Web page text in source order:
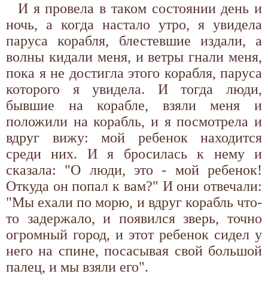
И я провела в таком состоянии день и
ночь, а когда настало утро, я увидела
паруса корабля, блестевшие издали, а
волны кидали меня, и ветры гнали меня,
пока я не достигла этого корабля, паруса
которого я увидела. И тогда люди,
бывшие на корабле, взяли меня и
положили на корабль, и я посмотрела и
вдруг вижу: мой ребенок находится
среди них. И я бросилась к нему и
сказала: "О люди, это - мой ребенок!
Откуда он попал к вам?" И они отвечали:
"Мы ехали по морю, и вдруг корабль что-
то задержало, и появился зверь, точно
огромный город, и этот ребенок сидел у
него на спине, посасывая свой большой
палец, и мы взяли его".